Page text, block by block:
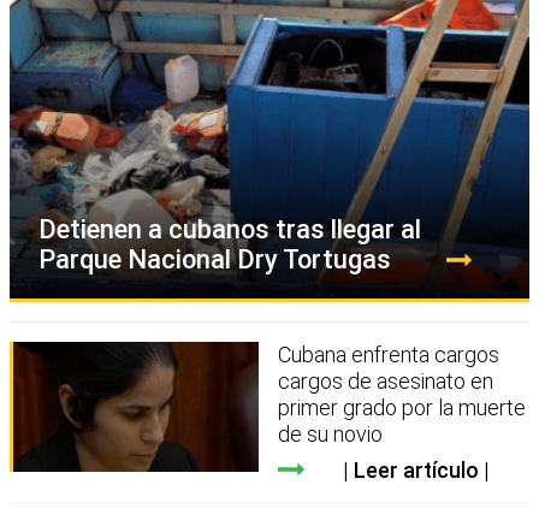
Detienen a cubanos tras llegar al
Parque Nacional Dry Tortugas
Cubana enfrenta cargos
cargos de asesinato en
primer grado por la muerte
de su novio
Leer artículo